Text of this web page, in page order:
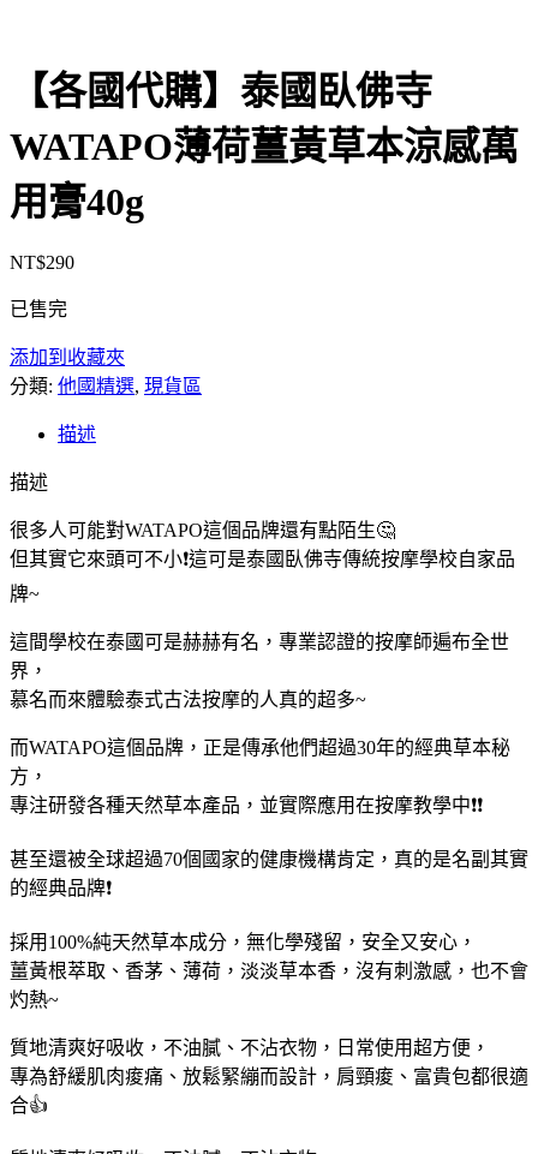
【各國代購】泰國臥佛寺
WATAPO薄荷薑黃草本涼感萬
用膏40g
NT$290
已售完
添加到收藏夾
分類: 他國精選, 現貨區
描述
描述
很多人可能對WATAPO這個品牌還有點陌生🤔
但其實它來頭可不小❗這可是泰國臥佛寺傳統按摩學校自家品
牌~
這間學校在泰國可是赫赫有名，專業認證的按摩師遍布全世
界，
慕名而來體驗泰式古法按摩的人真的超多~
而WATAPO這個品牌，正是傳承他們超過30年的經典草本秘
方，
專注研發各種天然草本產品，並實際應用在按摩教學中❗❗
甚至還被全球超過70個國家的健康機構肯定，真的是名副其實
的經典品牌❗
採用100%純天然草本成分，無化學殘留，安全又安心，
薑黃根萃取、香茅、薄荷，淡淡草本香，沒有刺激感，也不會
灼熱~
質地清爽好吸收，不油膩、不沾衣物，日常使用超方便，
專為舒緩肌肉痠痛、放鬆緊繃而設計，肩頸痠、富貴包都很適
合👍